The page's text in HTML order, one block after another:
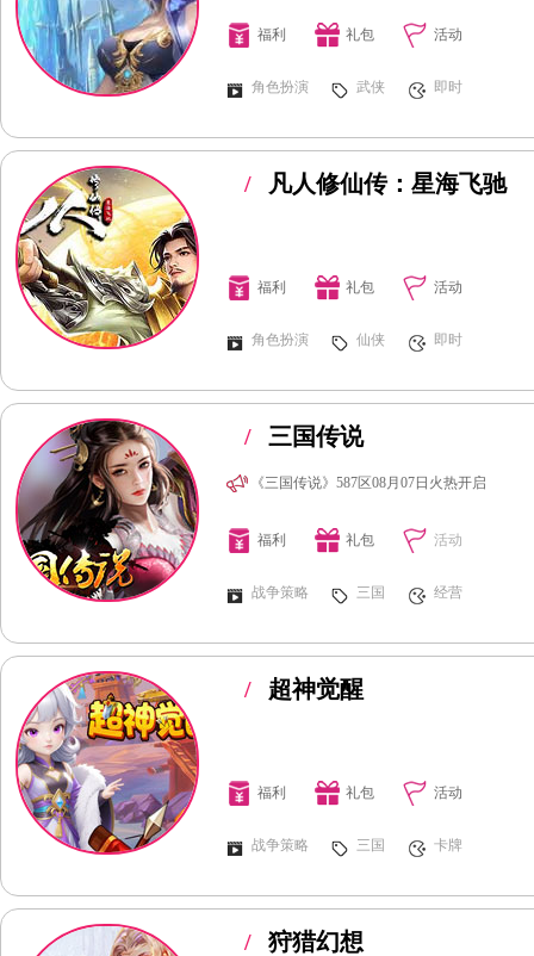
福利 礼包 活动
角色扮演 武侠 即时
凡人修仙传：星海飞驰
/
福利 礼包 活动
角色扮演 仙侠 即时
三国传说
/
《三国传说》587区08月07日火热开启
福利 礼包 活动
战争策略 三国 经营
超神觉醒
/
福利 礼包 活动
战争策略 三国 卡牌
狩猎幻想
/